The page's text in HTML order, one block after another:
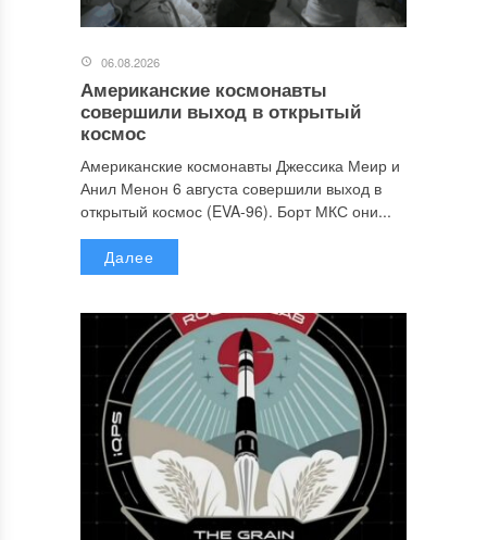
06.08.2026
Американские космонавты
совершили выход в открытый
космос
Американские космонавты Джессика Меир и
Анил Менон 6 августа совершили выход в
открытый космос (EVA-96). Борт МКС они...
Далее